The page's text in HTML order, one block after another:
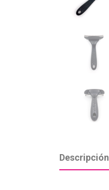
Descripción